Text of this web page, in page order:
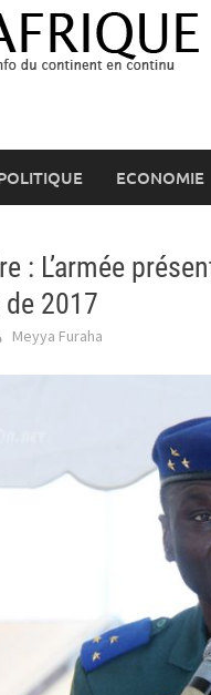
ECONOMIE
: L’armée
2017
Meyya Furaha